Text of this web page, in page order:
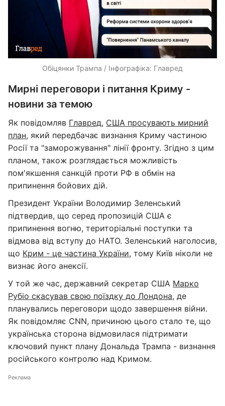
Обіцянки Трампа / Інфографіка: Главред
Мирні переговори і питання Криму -
новини за темою
Як повідомляв Главред, США просувають мирний
план, який передбачає визнання Криму частиною
Росії та "заморожування" лінії фронту. Згідно з цим
планом, також розглядається можливість
пом'якшення санкцій проти РФ в обмін на
припинення бойових дій.
Президент України Володимир Зеленський
підтвердив, що серед пропозицій США є
припинення вогню, територіальні поступки та
відмова від вступу до НАТО. Зеленський наголосив,
що Крим - це частина України, тому Київ ніколи не
визнає його анексії.
У той же час, державний секретар США Марко
Рубіо скасував свою поїздку до Лондона, де
планувались переговори щодо завершення війни.
Як повідомляє CNN, причиною цього стало те, що
українська сторона відмовилася підтримати
ключовий пункт плану Дональда Трампа - визнання
російського контролю над Кримом.
Реклама